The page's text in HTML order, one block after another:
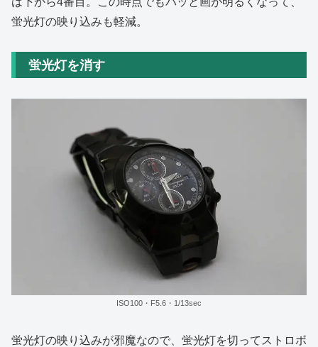
蛍光灯の映り込みも軽減。
蛍光灯を消す
ISO100・F5.6・1/13sec
蛍光灯の映り込みが邪魔なので、蛍光灯を切ってストロボ